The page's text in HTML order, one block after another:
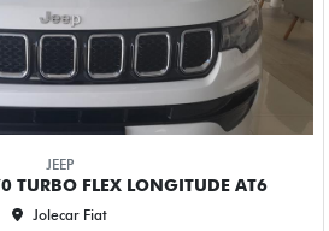
JEEP
TURBO FLEX LONGITUDE AT6
Jolecar Fiat